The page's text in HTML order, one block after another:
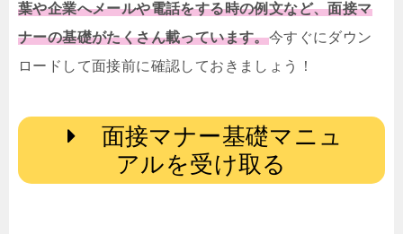
葉や企業へメールや電話をする時の例文など、面接マ
ナーの基礎がたくさん載っています。今すぐにダウン
ロードして面接前に確認しておきましょう！
面接マナー基礎マニュ
アルを受け取る